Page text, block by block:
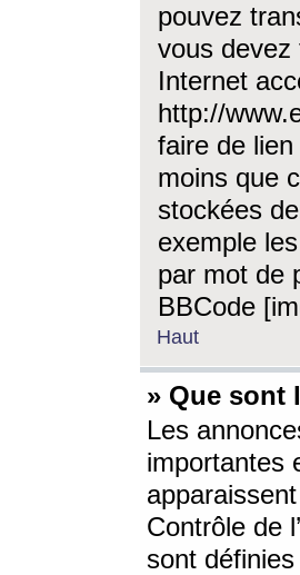
pouvez
vous devez
Internet
http://
faire de
moins que
stockées
exemple
par mot de
BBCode
Haut
» Que sont
Les
importantes
Contrôle de
sont